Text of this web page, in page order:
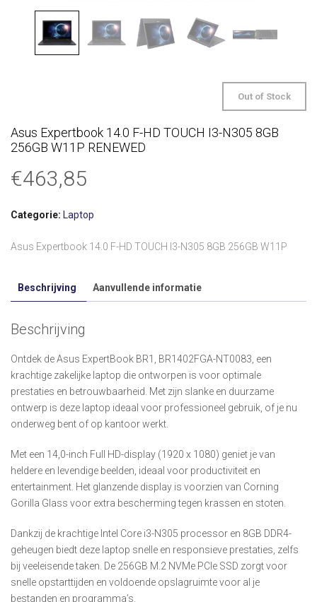
Out of Stock
Asus Expertbook 14.0 F-HD TOUCH I3-N305 8GB
256GB W11P RENEWED
€463,85
Categorie: Laptop
Asus Expertbook 14.0 F-HD TOUCH I3-N305 8GB 256GB W11P
Beschrijving Aanvullende informatie
Beschrijving
Ontdek de Asus ExpertBook BR1, BR1402FGA-NT0083, een
krachtige zakelijke laptop die ontworpen is voor optimale
prestaties en betrouwbaarheid. Met zijn slanke en duurzame
ontwerp is deze laptop ideaal voor professioneel gebruik, of je nu
onderweg bent of op kantoor werkt.
Met een 14,0-inch Full HD-display (1920 x 1080) geniet je van
heldere en levendige beelden, ideaal voor productiviteit en
entertainment. Het glanzende display is voorzien van Corning
Gorilla Glass voor extra bescherming tegen krassen en stoten.
Dankzij de krachtige Intel Core i3-N305 processor en 8GB DDR4-
geheugen biedt deze laptop snelle en responsieve prestaties, zelfs
bij veeleisende taken. De 256GB M.2 NVMe PCIe SSD zorgt voor
snelle opstarttijden en voldoende opslagruimte voor al je
bestanden en programma’s.